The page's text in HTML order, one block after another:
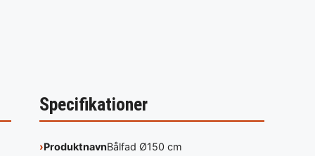
Specifikationer
ProduktnavnBålfad Ø150 cm